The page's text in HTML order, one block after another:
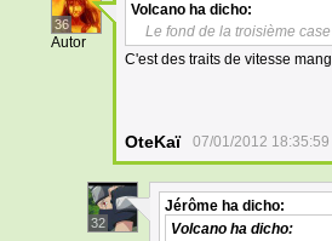
36
Autor
Volcano ha dicho:
Le fond de la troisième
C'est des traits de vitesse
OteKaï 07/01/2012 18:35:59
32
Jérôme ha dicho:
Volcano ha dicho: